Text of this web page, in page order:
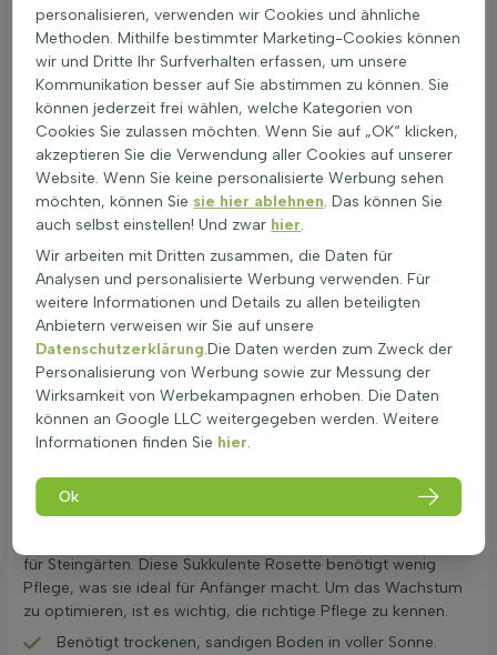
gut durchlässigen Boden. Direkte Sonneneinstrahlung ist
optimal, da mindestens 6 Stunden Licht pro Tag erforderlich
sind. Hauswurz kann das ganze Jahr über gepflanzt werden,
sofern der Boden frostfrei ist. Pflanzen mit Ballen oder
Wurzeln sollten vorzugsweise im Frühjahr oder Herbst gesetzt
werden. Der Abstand zwischen den Pflanzen hängt von der
Art, Größe und Wachstumsrate ab. Um die optimale Menge
an Pflanzen pro Quadratmeter zu berechnen, helfen die
Planteigenschaften auf der Heijnen-Produktseite. Eine gute
Bodenbearbeitung ist entscheidend. Empfohlen wird die
erfolgt in lockeren, trockenen und gut durchlässigen Böden,
um das Wachstum zu fördern. Nach der Anpflanzung ist
wenig Pflege nötig. Hauswurz ist extrem dürretolerant und
Diese Pflanzen eignen sich ideal für Steingärten, Mauern und
Dachbegrünung. Sempervivum Freiland ist robust gegen
Wind, Hitze und Vernachlässigung. Für eine nachhaltige
Pflege einfach gelegentlich die Erde auflockern und das
Minimalpflege für maximale Wirkung – Pflege
von Sempervivum
für Steingärten. Diese Sukkulente Rosette benötigt wenig
Pflege, was sie ideal für Anfänger macht. Um das Wachstum
zu optimieren, ist es wichtig, die richtige Pflege zu kennen.
Benötigt trockenen, sandigen Boden in voller Sonne.
personalisieren, verwenden wir Cookies und ähnliche
Methoden. Mithilfe bestimmter Marketing-Cookies können
wir und Dritte Ihr Surfverhalten erfassen, um unsere
Kommunikation besser auf Sie abstimmen zu können. Sie
können jederzeit frei wählen, welche Kategorien von
Cookies Sie zulassen möchten. Wenn Sie auf „OK“ klicken,
akzeptieren Sie die Verwendung aller Cookies auf unserer
Website. Wenn Sie keine personalisierte Werbung sehen
möchten, können Sie sie hier ablehnen. Das können Sie
auch selbst einstellen! Und zwar hier.
Wir arbeiten mit Dritten zusammen, die Daten für
Analysen und personalisierte Werbung verwenden. Für
weitere Informationen und Details zu allen beteiligten
Anbietern verweisen wir Sie auf unsere
Datenschutzerklärung.Die Daten werden zum Zweck der
Personalisierung von Werbung sowie zur Messung der
Wirksamkeit von Werbekampagnen erhoben. Die Daten
können an Google LLC weitergegeben werden. Weitere
Informationen finden Sie hier.
Ok